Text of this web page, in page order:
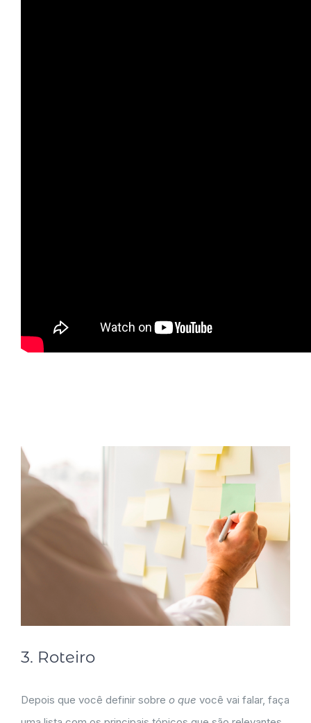
3. Roteiro
Depois que você definir sobre o que você vai falar, faça